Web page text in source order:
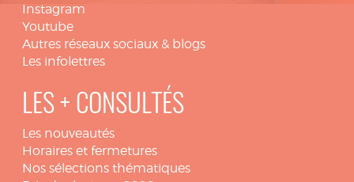
Instagram
Youtube
Autres réseaux sociaux & blogs
Les infolettres
LES + CONSULTÉS
Les nouveautés
Horaires et fermetures
Nos sélections thématiques